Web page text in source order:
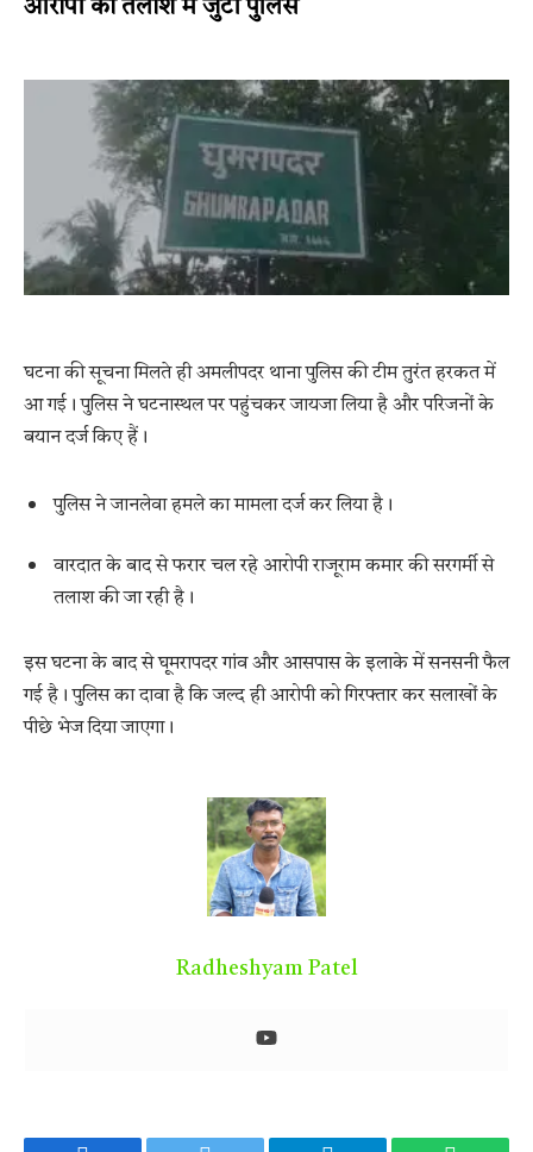
आरोपी की तलाश में जुटी पुलिस
घटना की सूचना मिलते ही अमलीपदर थाना पुलिस की टीम तुरंत हरकत में
आ गई। पुलिस ने घटनास्थल पर पहुंचकर जायजा लिया है और परिजनों के
बयान दर्ज किए हैं।
पुलिस ने जानलेवा हमले का मामला दर्ज कर लिया है।
वारदात के बाद से फरार चल रहे आरोपी राजूराम कमार की सरगर्मी से
तलाश की जा रही है।
इस घटना के बाद से घूमरापदर गांव और आसपास के इलाके में सनसनी फैल
गई है। पुलिस का दावा है कि जल्द ही आरोपी को गिरफ्तार कर सलाखों के
पीछे भेज दिया जाएगा।
Radheshyam Patel